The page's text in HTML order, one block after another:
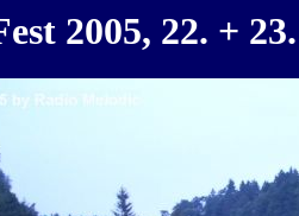
2005, 22. +